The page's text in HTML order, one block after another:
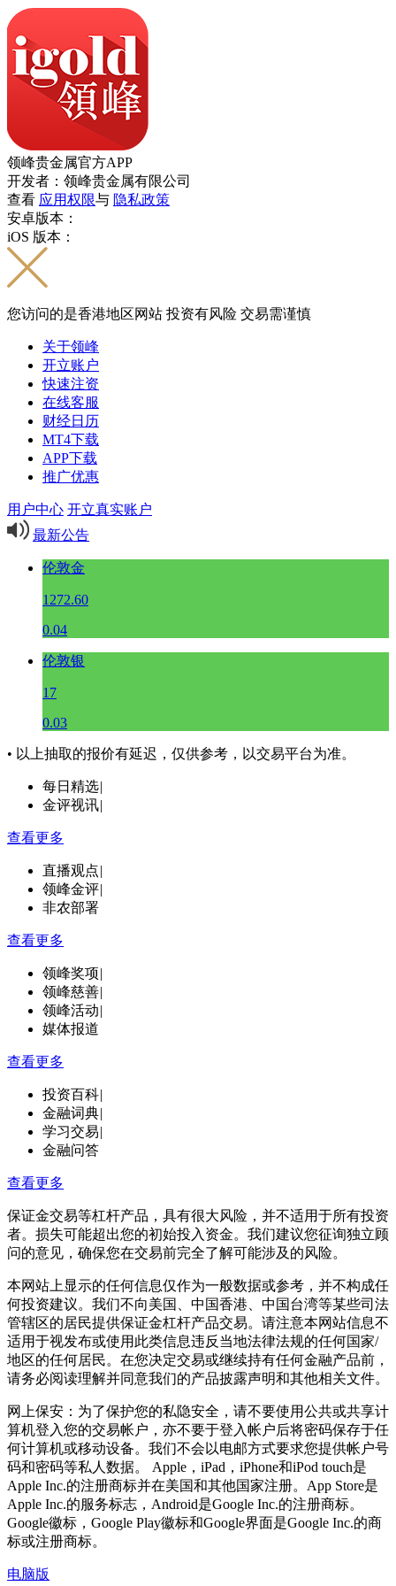
领峰贵金属官方APP
开发者：领峰贵金属有限公司
查看 应用权限与 隐私政策
安卓版本：
iOS 版本：
您访问的是香港地区网站 投资有风险 交易需谨慎
关于领峰
开立账户
快速注资
在线客服
财经日历
MT4下载
APP下载
推广优惠
用户中心 开立真实账户
最新公告
伦敦金
1272.60
0.04
伦敦银
17
0.03
• 以上抽取的报价有延迟，仅供参考，以交易平台为准。
每日精选|
金评视讯|
查看更多
直播观点|
领峰金评|
非农部署
查看更多
领峰奖项|
领峰慈善|
领峰活动|
媒体报道
查看更多
投资百科|
金融词典|
学习交易|
金融问答
查看更多
保证金交易等杠杆产品，具有很大风险，并不适用于所有投资
者。损失可能超出您的初始投入资金。我们建议您征询独立顾
问的意见，确保您在交易前完全了解可能涉及的风险。
本网站上显示的任何信息仅作为一般数据或参考，并不构成任
何投资建议。我们不向美国、中国香港、中国台湾等某些司法
管辖区的居民提供保证金杠杆产品交易。请注意本网站信息不
适用于视发布或使用此类信息违反当地法律法规的任何国家/
地区的任何居民。在您决定交易或继续持有任何金融产品前，
请务必阅读理解并同意我们的产品披露声明和其他相关文件。
网上保安：为了保护您的私隐安全，请不要使用公共或共享计
算机登入您的交易帐户，亦不要于登入帐户后将密码保存于任
何计算机或移动设备。我们不会以电邮方式要求您提供帐户号
码和密码等私人数据。 Apple，iPad，iPhone和iPod touch是
Apple Inc.的注册商标并在美国和其他国家注册。App Store是
Apple Inc.的服务标志，Android是Google Inc.的注册商标。
Google徽标，Google Play徽标和Google界面是Google Inc.的商
标或注册商标。
电脑版